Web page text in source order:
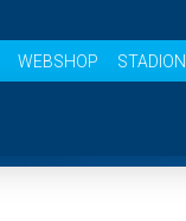
WEBSHOP STADION